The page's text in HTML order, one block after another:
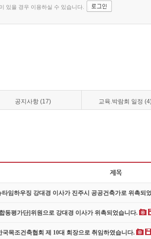
공지사항 (17) 교육.박람회 일정
임하우징 강대경 이사가 진주시 공공건축가로 위촉되
동평가단]위원으로 강대경 이사가 위촉되었습니다.
목조건축협회 제 10대 회장으로 취임하였습니다.